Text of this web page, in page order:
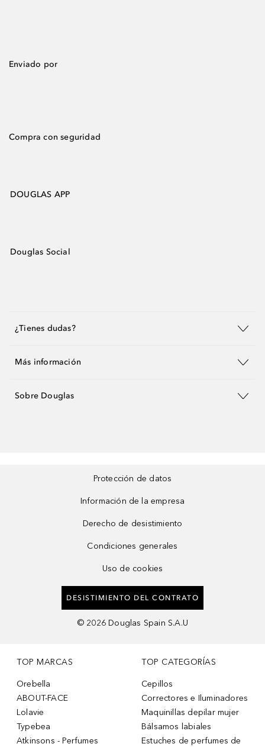
Enviado por
Compra con seguridad
DOUGLAS APP
Douglas Social
¿Tienes dudas?
Más información
Sobre Douglas
Protección de datos
Información de la empresa
Derecho de desistimiento
Condiciones generales
Uso de cookies
DESISTIMIENTO DEL CONTRATO
© 2026 Douglas Spain S.A.U
TOP MARCAS
Orebella
ABOUT-FACE
Lolavie
Typebea
Atkinsons - Perfumes
TOP CATEGORÍAS
Cepillos
Correctores e Iluminadores
Maquinillas depilar mujer
Bálsamos labiales
Estuches de perfumes de